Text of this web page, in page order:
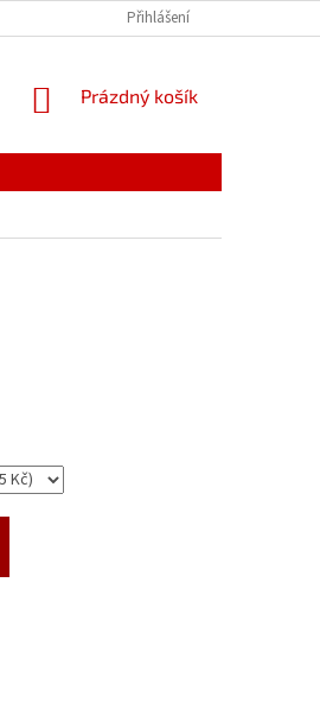
PODMÍNKY ZPRACOVÁNÍ OSOBNÍCH ÚDAJŮ
Přihlášení
NÁKUPNÍ
Prázdný košík